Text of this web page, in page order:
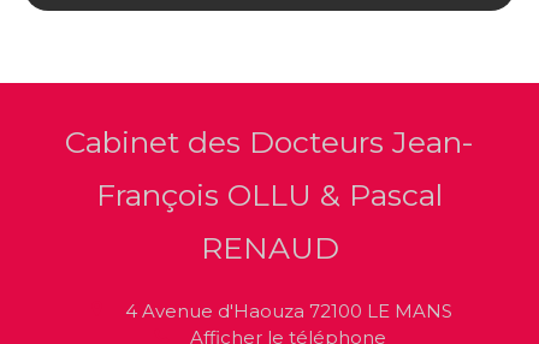
Cabinet des Docteurs Jean-
François OLLU & Pascal
RENAUD
4 Avenue d'Haouza 72100 LE MANS
Afficher le téléphone